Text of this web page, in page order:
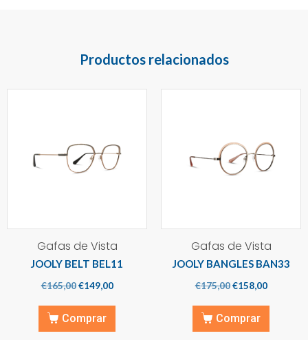
Productos relacionados
Gafas de Vista
JOOLY BELT BEL11
€165,00 €149,00
Comprar
Gafas de Vista
JOOLY BANGLES BAN33
€175,00 €158,00
Comprar